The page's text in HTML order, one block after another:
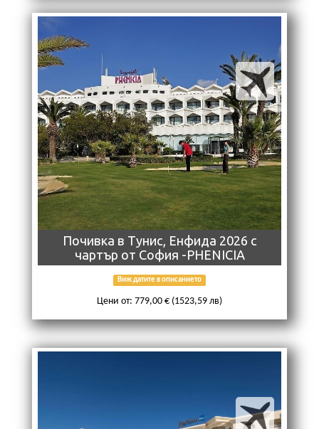
Почивкa в Тунис, Енфида 2026 с
чартър от София -PHENICIA
Виж датите в описанието
Цени от: 779,00 € (1523,59 лв)